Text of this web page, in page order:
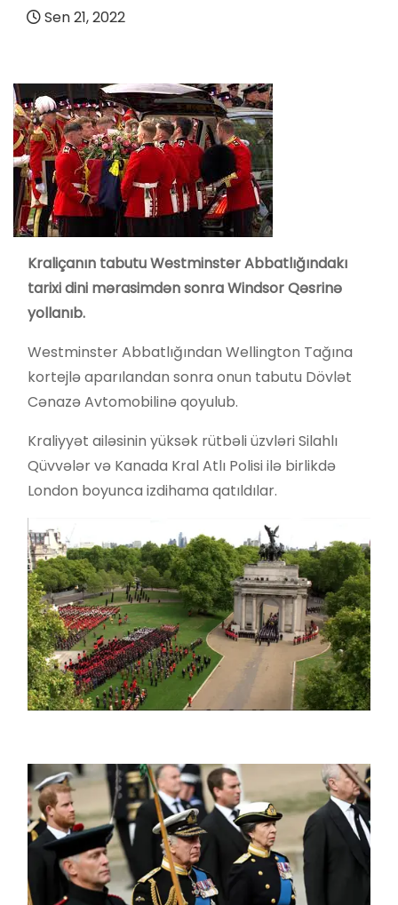
Sen 21, 2022
Kraliçanın tabutu Westminster Abbatlığındakı
tarixi dini mərasimdən sonra Windsor Qəsrinə
yollanıb.
Westminster Abbatlığından Wellington Tağına
kortejlə aparılandan sonra onun tabutu Dövlət
Cənazə Avtomobilinə qoyulub.
Kraliyyət ailəsinin yüksək rütbəli üzvləri Silahlı
Qüvvələr və Kanada Kral Atlı Polisi ilə birlikdə
London boyunca izdihama qatıldılar.